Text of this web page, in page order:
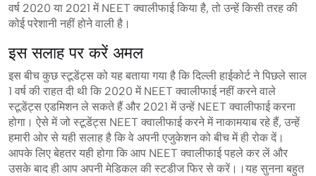
वर्ष 2020 या 2021 में NEET क्वालीफाई किया है, तो उन्हें किसी तरह की
कोई परेशानी नहीं होने वाली है।
इस सलाह पर करें अमल
इस बीच कुछ स्टूडेंट्स को यह बताया गया है कि दिल्ली हाईकोर्ट ने पिछले साल
1 वर्ष की राहत दी थी कि 2020 में NEET क्वालीफाई नहीं करने वाले
स्टूडेंट्स एडमिशन ले सकते हैं और 2021 में उन्हें NEET क्वालीफाई करना
होगा। ऐसे में जो स्टूडेंट्स NEET क्वालीफाई करने में नाकामयाब रहे हैं, उन्हें
हमारी ओर से यही सलाह है कि वे अपनी एजुकेशन को बीच में ही रोक दें।
आपके लिए बेहतर यही होगा कि आप NEET क्वालीफाई पहले कर लें और
उसके बाद ही आप अपनी मेडिकल की स्टडीज फिर से करें।।यह सुनना बहुत